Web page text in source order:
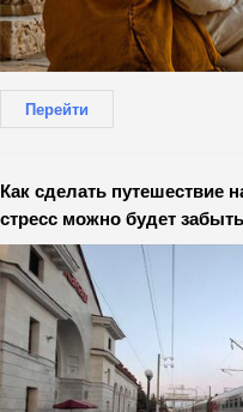
Перейти
Как сделать путешествие
стресс можно будет